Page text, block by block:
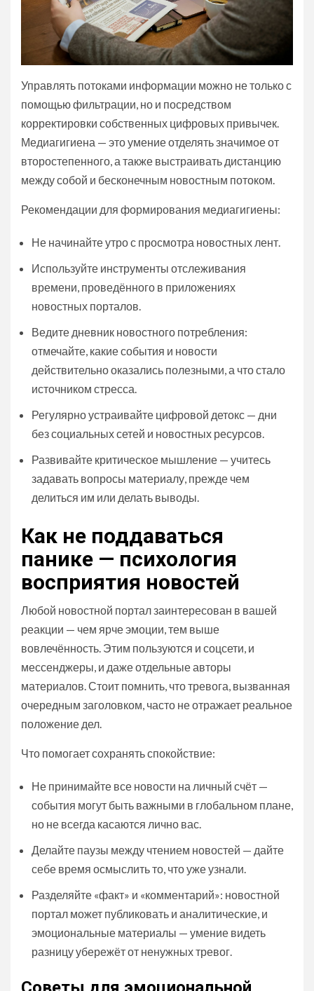
Управлять потоками информации можно не только с
помощью фильтрации, но и посредством
корректировки собственных цифровых привычек.
Медиагигиена — это умение отделять значимое от
второстепенного, а также выстраивать дистанцию
между собой и бесконечным новостным потоком.
Рекомендации для формирования медиагигиены:
Не начинайте утро с просмотра новостных лент.
Используйте инструменты отслеживания
времени, проведённого в приложениях
новостных порталов.
Ведите дневник новостного потребления:
отмечайте, какие события и новости
действительно оказались полезными, а что стало
источником стресса.
Регулярно устраивайте цифровой детокс — дни
без социальных сетей и новостных ресурсов.
Развивайте критическое мышление — учитесь
задавать вопросы материалу, прежде чем
делиться им или делать выводы.
Как не поддаваться
панике — психология
восприятия новостей
Любой новостной портал заинтересован в вашей
реакции — чем ярче эмоции, тем выше
вовлечённость. Этим пользуются и соцсети, и
мессенджеры, и даже отдельные авторы
материалов. Стоит помнить, что тревога, вызванная
очередным заголовком, часто не отражает реальное
положение дел.
Что помогает сохранять спокойствие:
Не принимайте все новости на личный счёт —
события могут быть важными в глобальном плане,
но не всегда касаются лично вас.
Делайте паузы между чтением новостей — дайте
себе время осмыслить то, что уже узнали.
Разделяйте «факт» и «комментарий»: новостной
портал может публиковать и аналитические, и
эмоциональные материалы — умение видеть
разницу убережёт от ненужных тревог.